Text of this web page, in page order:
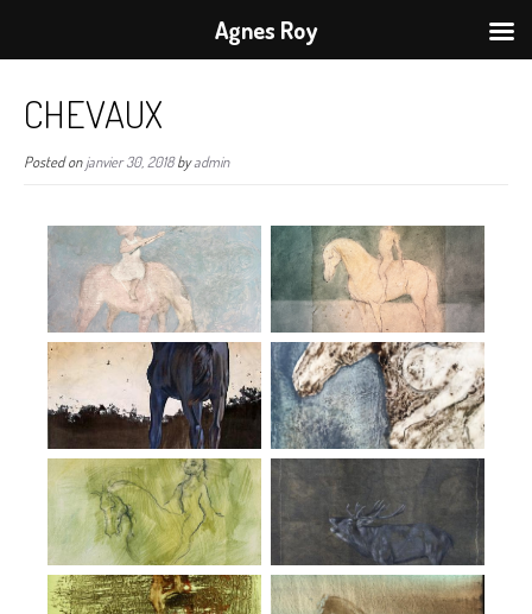
CHEVAUX
Posted onjanvier 30, 2018byadmin
Agnes Roy